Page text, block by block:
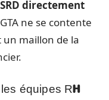
directement
ne se contente
un maillon de la
équipes RH